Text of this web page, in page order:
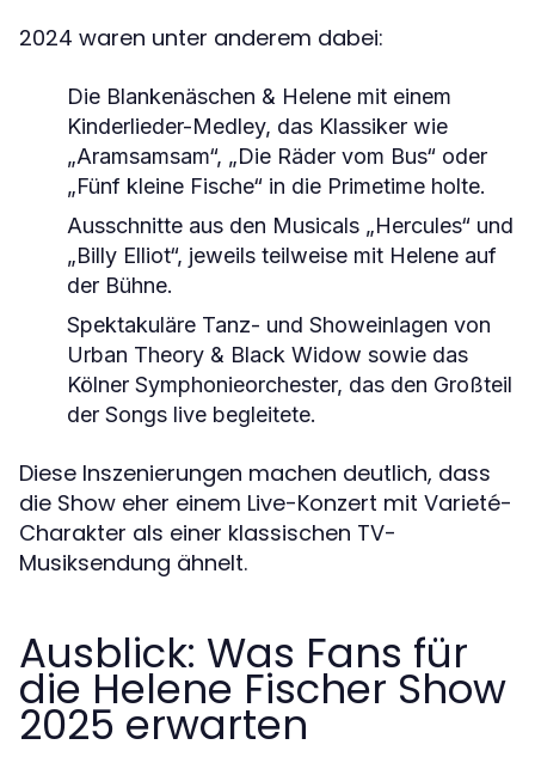
2024 waren unter anderem dabei:
Die Blankenäschen & Helene mit einem
Kinderlieder-Medley, das Klassiker wie
„Aramsamsam“, „Die Räder vom Bus“ oder
„Fünf kleine Fische“ in die Primetime holte.
Ausschnitte aus den Musicals „Hercules“ und
„Billy Elliot“, jeweils teilweise mit Helene auf
der Bühne.
Spektakuläre Tanz- und Showeinlagen von
Urban Theory & Black Widow sowie das
Kölner Symphonieorchester, das den Großteil
der Songs live begleitete.
Diese Inszenierungen machen deutlich, dass
die Show eher einem Live-Konzert mit Varieté-
Charakter als einer klassischen TV-
Musiksendung ähnelt.
Ausblick: Was Fans für
die Helene Fischer Show
2025 erwarten